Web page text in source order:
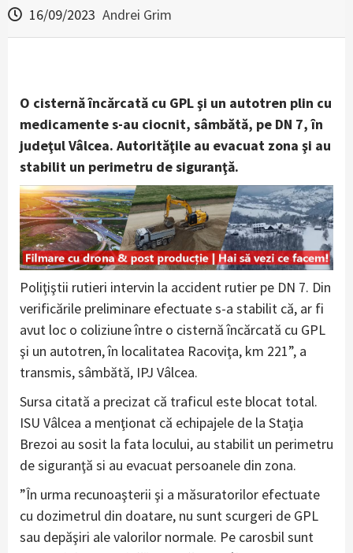
16/09/2023 Andrei Grim
O cisternă încărcată cu GPL şi un autotren plin cu
medicamente s-au ciocnit, sâmbătă, pe DN 7, în
judeţul Vâlcea. Autorităţile au evacuat zona şi au
stabilit un perimetru de siguranţă.
Poliţiştii rutieri intervin la accident rutier pe DN 7. Din
verificările preliminare efectuate s-a stabilit că, ar fi
avut loc o coliziune între o cisternă încărcată cu GPL
şi un autotren, în localitatea Racoviţa, km 221”, a
transmis, sâmbătă, IPJ Vâlcea.
Sursa citată a precizat că traficul este blocat total.
ISU Vâlcea a menţionat că echipajele de la Staţia
Brezoi au sosit la fata locului, au stabilit un perimetru
de siguranţă si au evacuat persoanele din zona.
”În urma recunoaşterii şi a măsuratorilor efectuate
cu dozimetrul din doatare, nu sunt scurgeri de GPL
sau depăşiri ale valorilor normale. Pe carosbil sunt